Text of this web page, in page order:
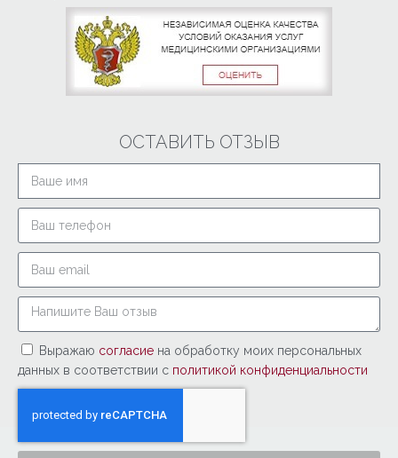
ОСТАВИТЬ ОТЗЫВ
Выражаю согласие на обработку моих персональных
данных в соответствии с политикой конфиденциальности